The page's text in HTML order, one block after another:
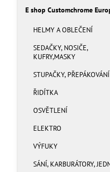
E shop Customchrome
HELMY A OBLEČENÍ
SEDAČKY, NOSIČE,
KUFRY,MASKY
STUPAČKY, PŘEPÁKOVÁNÍ
ŘIDÍTKA
OSVĚTLENÍ
ELEKTRO
VÝFUKY
SÁNÍ, KARBURÁTORY,